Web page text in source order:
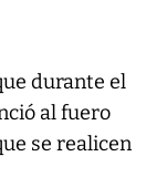
durante el
al fuero
se realicen